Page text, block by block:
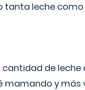
leche
de
y más